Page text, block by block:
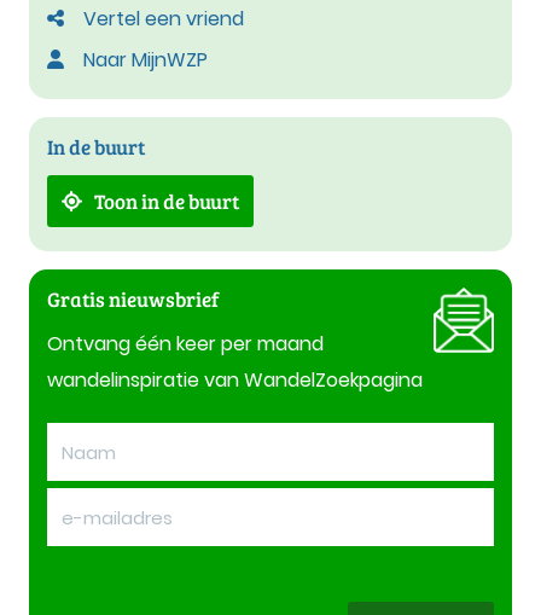
Vertel een vriend
Naar MijnWZP
In de buurt
Toon in de buurt
Gratis nieuwsbrief
Ontvang één keer per maand
wandelinspiratie van WandelZoekpagina